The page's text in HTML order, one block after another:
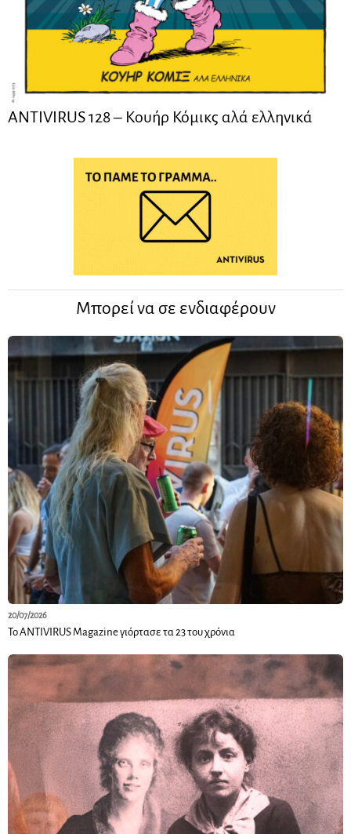
ANTIVIRUS 128 – Kουήρ Κόμικς αλά ελληνικά
Μπορεί να σε ενδιαφέρουν
20/07/2026
Το ANTIVIRUS Magazine γιόρτασε τα 23 του χρόνια